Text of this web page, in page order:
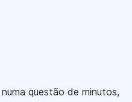
questão de minutos,